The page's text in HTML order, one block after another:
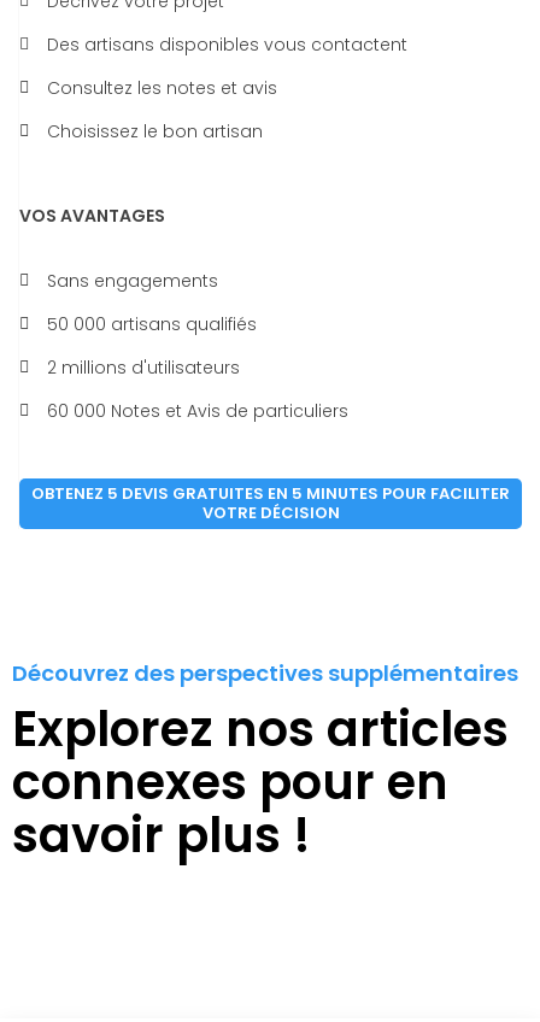
Des artisans disponibles vous contactent
Consultez les notes et avis
Choisissez le bon artisan
VOS AVANTAGES
Sans engagements
50 000 artisans qualifiés
2 millions d'utilisateurs
60 000 Notes et Avis de particuliers
OBTENEZ 5 DEVIS GRATUITES EN 5 MINUTES POUR FACILITER
VOTRE DÉCISION
Découvrez des perspectives supplémentaires
Explorez nos articles
connexes pour en
savoir plus !